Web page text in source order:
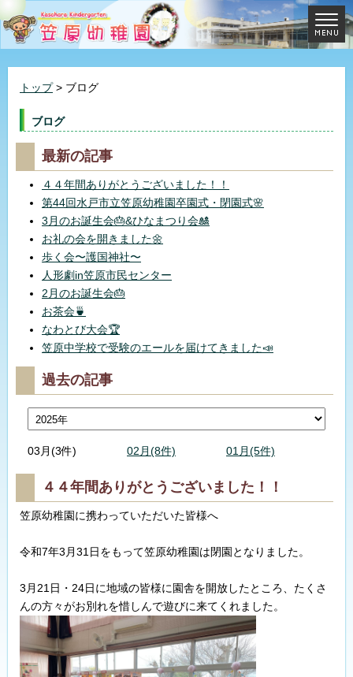
トップ> ブログ
ブログ
最新の記事
４４年間ありがとうございました！！
第44回水戸市立笠原幼稚園卒園式・閉園式🌸
3月のお誕生会🎂&ひなまつり会🎎
お礼の会を開きました🌼
歩く会〜護国神社〜
人形劇in笠原市民センター
2月のお誕生会🎂
お茶会🍵
なわとび大会🏆
笠原中学校で受験のエールを届けてきました📣
過去の記事
03月(3件) 02月(8件) 01月(5件)
４４年間ありがとうございました！！
笠原幼稚園に携わっていただいた皆様へ
令和7年3月31日をもって笠原幼稚園は閉園となりました。
3月21日・24日に地域の皆様に園舎を開放したところ、たくさ
んの方々がお別れを惜しんで遊びに来てくれました。